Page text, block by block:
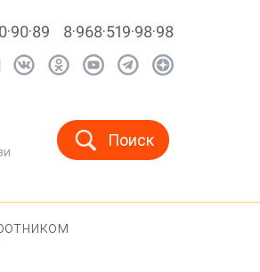
8·968·519·98·98
Поиск